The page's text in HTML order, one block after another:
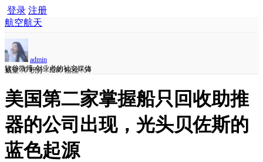
登录 注册
航空航天
admin
威望 :0 积分 :1280 粉丝 :54
软谷微博-创业者的社交媒体
美国第二家掌握船只回收助推
器的公司出现，光头贝佐斯的
蓝色起源